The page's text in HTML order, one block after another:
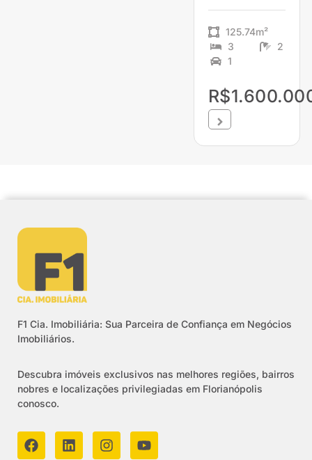
125.74m²
3
2
1
F1 Cia. Imobiliária: Sua Parceira de Confiança em Negócios
Imobiliários.
Descubra imóveis exclusivos nas melhores regiões, bairros
nobres e localizações privilegiadas em Florianópolis
conosco.